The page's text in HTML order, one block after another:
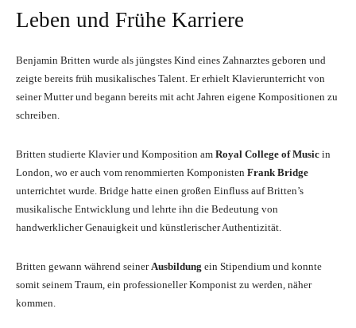
Leben und Frühe Karriere
Benjamin Britten wurde als jüngstes Kind eines Zahnarztes geboren und
zeigte bereits früh musikalisches Talent. Er erhielt Klavierunterricht von
seiner Mutter und begann bereits mit acht Jahren eigene Kompositionen zu
schreiben.
Britten studierte Klavier und Komposition am Royal College of Music in
London, wo er auch vom renommierten Komponisten Frank Bridge
unterrichtet wurde. Bridge hatte einen großen Einfluss auf Britten’s
musikalische Entwicklung und lehrte ihn die Bedeutung von
handwerklicher Genauigkeit und künstlerischer Authentizität.
Britten gewann während seinerAusbildung ein Stipendium und konnte
somit seinem Traum, ein professioneller Komponist zu werden, näher
kommen.